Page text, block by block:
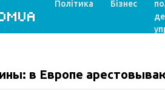
Політика Бізнес
в Европе